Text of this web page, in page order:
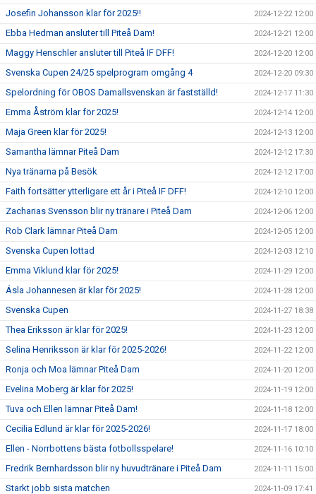
Josefin Johansson klar för 2025!! 2024-12-22 12:00
Ebba Hedman ansluter till Piteå Dam! 2024-12-21 12:00
Maggy Henschler ansluter till Piteå IF DFF! 2024-12-20 12:00
Svenska Cupen 24/25 spelprogram omgång 4 2024-12-20 09:30
Spelordning för OBOS Damallsvenskan är fastställd! 2024-12-17 11:30
Emma Åström klar för 2025! 2024-12-14 12:00
Maja Green klar för 2025! 2024-12-13 12:00
Samantha lämnar Piteå Dam 2024-12-12 17:30
Nya tränarna på Besök 2024-12-12 17:00
Faith fortsätter ytterligare ett år i Piteå IF DFF! 2024-12-10 12:00
Zacharias Svensson blir ny tränare i Piteå Dam 2024-12-06 12:00
Rob Clark lämnar Piteå Dam 2024-12-05 12:00
Svenska Cupen lottad 2024-12-03 12:10
Emma Viklund klar för 2025! 2024-11-29 12:00
Ásla Johannesen är klar för 2025! 2024-11-28 12:00
Svenska Cupen 2024-11-27 18:38
Thea Eriksson är klar för 2025! 2024-11-23 12:00
Selina Henriksson är klar för 2025-2026! 2024-11-22 12:00
Ronja och Moa lämnar Piteå Dam 2024-11-20 12:00
Evelina Moberg är klar för 2025! 2024-11-19 12:00
Tuva och Ellen lämnar Piteå Dam! 2024-11-18 12:00
Cecilia Edlund är klar för 2025-2026! 2024-11-17 18:00
Ellen - Norrbottens bästa fotbollsspelare! 2024-11-16 10:10
Fredrik Bernhardsson blir ny huvudtränare i Piteå Dam 2024-11-11 15:00
Starkt jobb sista matchen 2024-11-09 17:41